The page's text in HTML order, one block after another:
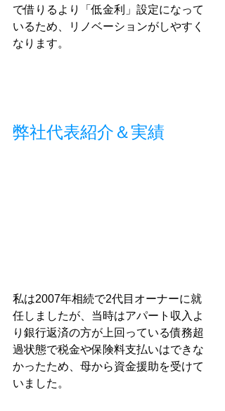
で借りるより「低金利」設定になって
いるため、リノベーションがしやすく
なります。
弊社代表紹介＆実績
私は2007年相続で2代目オーナーに就
任しましたが、当時はアパート収入よ
り銀行返済の方が上回っている債務超
過状態で税金や保険料支払いはできな
かったため、母から資金援助を受けて
いました。